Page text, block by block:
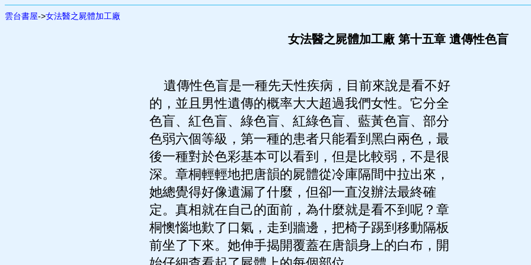
雲台書屋->女法醫之屍體加工廠
女法醫之屍體加工廠 第十五章 遺傳性色盲
遺傳性色盲是一種先天性疾病，目前來說是看不好
的，並且男性遺傳的概率大大超過我們女性。它分全
色盲、紅色盲、綠色盲、紅綠色盲、藍黃色盲、部分
色弱六個等級，第一種的患者只能看到黑白兩色，最
後一種對於色彩基本可以看到，但是比較弱，不是很
深。章桐輕輕地把唐韻的屍體從冷庫隔間中拉出來，
她總覺得好像遺漏了什麼，但卻一直沒辦法最終確
定。真相就在自己的面前，為什麼就是看不到呢？章
桐懊惱地歎了口氣，走到牆邊，把椅子踢到移動隔板
前坐了下來。她伸手揭開覆蓋在唐韻身上的白布，開